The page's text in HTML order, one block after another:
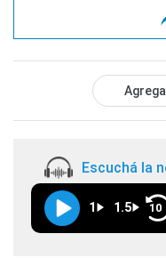
Escuchá la
1 1.5 10